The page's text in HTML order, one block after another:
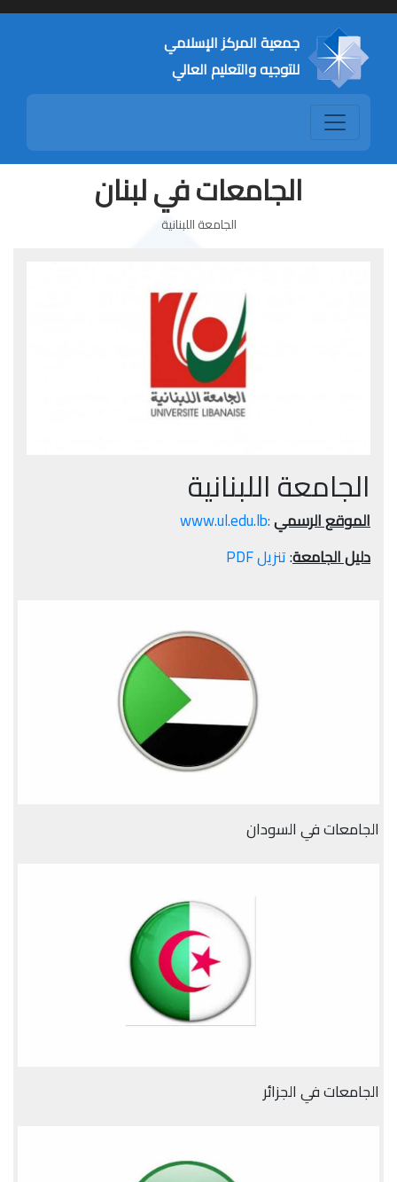
جمعية المركز الإسلامي
للتوجيه والتعليم العالي
الجامعات في لبنان
الجامعة اللبنانية
الجامعة اللبنانية
الموقع الرسمي:www.ul.edu.lb
دليل الجامعة:تنزيل PDF
الجامعات في السودان
الجامعات في الجزائر